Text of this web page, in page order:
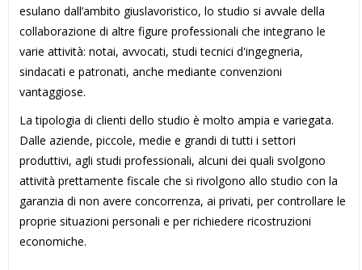
esulano dall’ambito giuslavoristico, lo studio si avvale della
collaborazione di altre figure professionali che integrano le
varie attività: notai, avvocati, studi tecnici d'ingegneria,
sindacati e patronati, anche mediante convenzioni
vantaggiose.
La tipologia di clienti dello studio è molto ampia e variegata.
Dalle aziende, piccole, medie e grandi di tutti i settori
produttivi, agli studi professionali, alcuni dei quali svolgono
attività prettamente fiscale che si rivolgono allo studio con la
garanzia di non avere concorrenza, ai privati, per controllare le
proprie situazioni personali e per richiedere ricostruzioni
economiche.